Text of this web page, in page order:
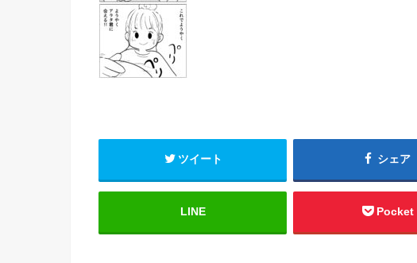
ツイート シェア
LINE Pocket